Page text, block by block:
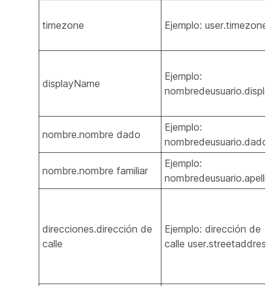
timezone Ejemplo: user.timezone
displayName
Ejemplo:
nombredeusuario.display
nombre.nombre dado
Ejemplo:
nombredeusuario.dado
nombre.nombre familiar
Ejemplo:
direcciones.dirección de
calle
Ejemplo: dirección de
calle user.streetaddress